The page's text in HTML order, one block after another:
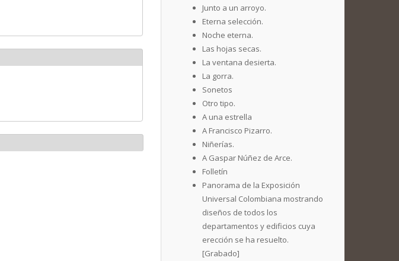
Junto a un arroyo.
Eterna selección.
Noche eterna.
Las hojas secas.
La ventana desierta.
La gorra.
Sonetos
Otro tipo.
A una estrella
A Francisco Pizarro.
Niñerías.
A Gaspar Núñez de Arce.
Folletín
Panorama de la Exposición
Universal Colombiana mostrando
diseños de todos los
departamentos y edificios cuya
erección se ha resuelto.
[Grabado]